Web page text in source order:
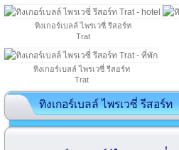
ทิงเกอร์เบลล์ ไพรเวซี่ รีสอร์ท
Trat
ทิงเกอร์เบลล์ ไพรเวซี่ รีสอร์ท
Trat
ทิงเกอร์เบลล์ ไพรเวซี่ รีสอร์ท